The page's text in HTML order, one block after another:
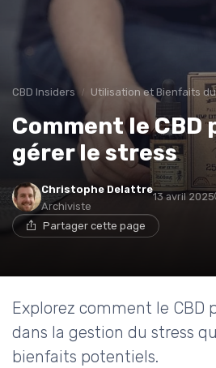
CBD Insiders Utilisation et Bienfaits du
Comment le CBD
gérer le stress
Christophe Delattre
Archiviste
13 avril 2025
Partager cette page
Explorez comment le CBD
dans la gestion du stress
bienfaits potentiels.